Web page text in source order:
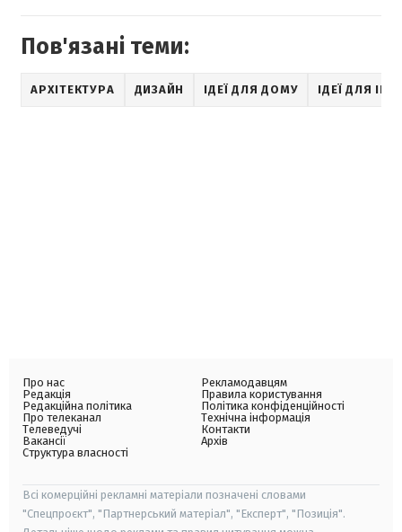
Пов'язані теми:
АРХІТЕКТУРА ДИЗАЙН ІДЕЇ ДЛЯ ДОМУ ІДЕЇ ДЛЯ
Про нас
Редакція
Редакційна політика
Про телеканал
Телеведучі
Вакансії
Структура власності
Рекламодавцям
Правила користування
Політика конфіденційності
Технічна інформація
Контакти
Архів
Всі комерційні рекламні матеріали позначені словами
"Спецпроєкт", "Партнерський матеріал", "Експерт", "Позиція".